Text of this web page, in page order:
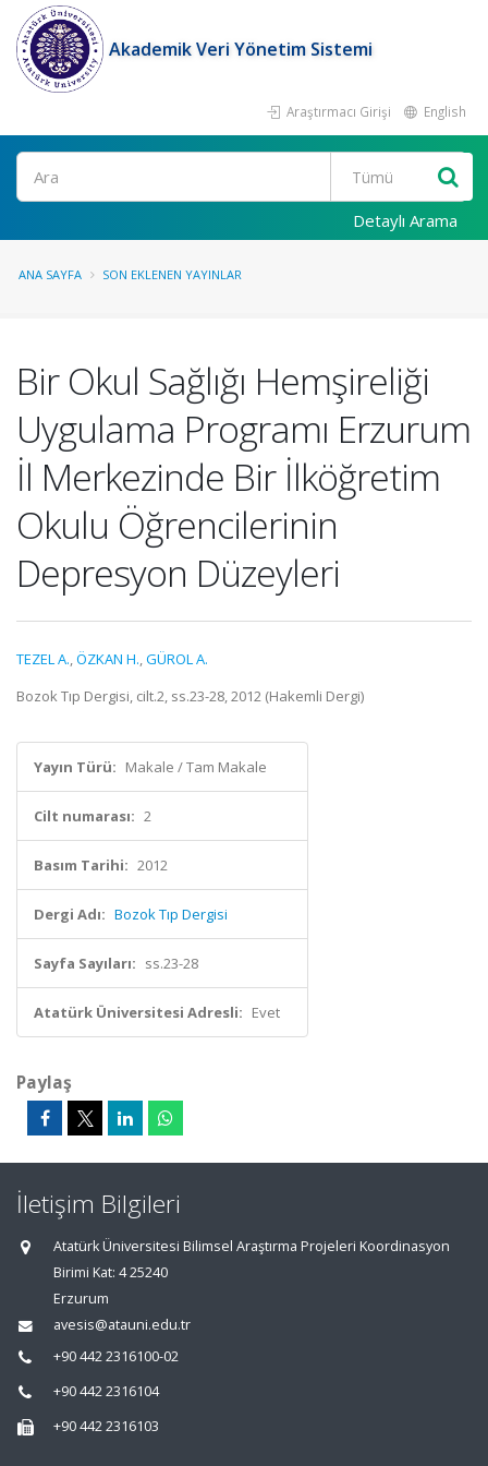
Akademik Veri Yönetim Sistemi
Araştırmacı Girişi English
Ara
Detaylı Arama
ANA SAYFA SON EKLENEN YAYINLAR
Bir Okul Sağlığı Hemşireliği
Uygulama Programı Erzurum
İl Merkezinde Bir İlköğretim
Okulu Öğrencilerinin
Depresyon Düzeyleri
TEZEL A.,ÖZKAN H.,GÜROL A.
Bozok Tıp Dergisi, cilt.2, ss.23-28, 2012 (Hakemli Dergi)
Yayın Türü: Makale / Tam Makale
Cilt numarası: 2
Basım Tarihi: 2012
Dergi Adı: Bozok Tıp Dergisi
Sayfa Sayıları: ss.23-28
Atatürk Üniversitesi Adresli: Evet
Paylaş
İletişim Bilgileri
Atatürk Üniversitesi Bilimsel Araştırma Projeleri Koordinasyon
Birimi Kat: 4 25240
Erzurum
avesis@atauni.edu.tr
+90 442 2316100-02
+90 442 2316104
+90 442 2316103